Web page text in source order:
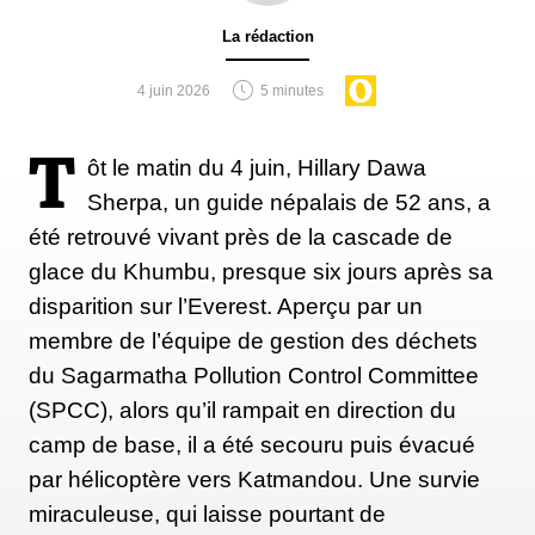
cours des expéditions.
Sherpa en haute altitude pour une expédition suisse
sur le Dhaulagiri, ce qui m'a permis de réaliser mon
rêve : atteindre le sommet deux fois car j'avais divisé
le groupe en deux et j'ai conduit chaque groupe tour
à tour jusqu'à la cime. Ce fut ma grande réussite
dans la profession d'alpiniste qui m'a rempli d'espoir
pour l'avenir.
La rédaction
4 juin 2026 5 minutes
T ôt le matin du 4 juin, Hillary Dawa
Sherpa, un guide népalais de 52 ans, a
été retrouvé vivant près de la cascade de
glace du Khumbu, presque six jours après sa
disparition sur l’Everest. Aperçu par un
membre de l’équipe de gestion des déchets
du Sagarmatha Pollution Control Committee
(SPCC), alors qu’il rampait en direction du
camp de base, il a été secouru puis évacué
par hélicoptère vers Katmandou. Une survie
miraculeuse, qui laisse pourtant de